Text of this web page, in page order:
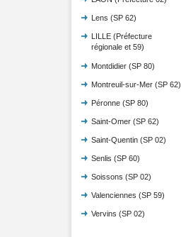
Lens (SP 62)
LILLE (Préfecture
régionale et 59)
Montdidier (SP 80)
Montreuil-sur-Mer (SP 62)
Péronne (SP 80)
Saint-Omer (SP 62)
Saint-Quentin (SP 02)
Senlis (SP 60)
Soissons (SP 02)
Valenciennes (SP 59)
Vervins (SP 02)